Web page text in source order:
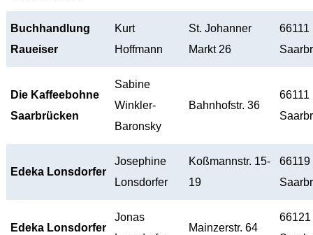
Buchhandlung
Raueiser
Kurt
Hoffmann
St. Johanner
Markt 26
66111
Die Kaffeebohne
Saarbrücken
Sabine
Winkler-
Baronsky
Bahnhofstr. 36
66111
Edeka Lonsdorfer
Josephine
Lonsdorfer
Koßmannstr. 15-
19
66119
Edeka Lonsdorfer
Jonas
Mainzerstr. 64
66121